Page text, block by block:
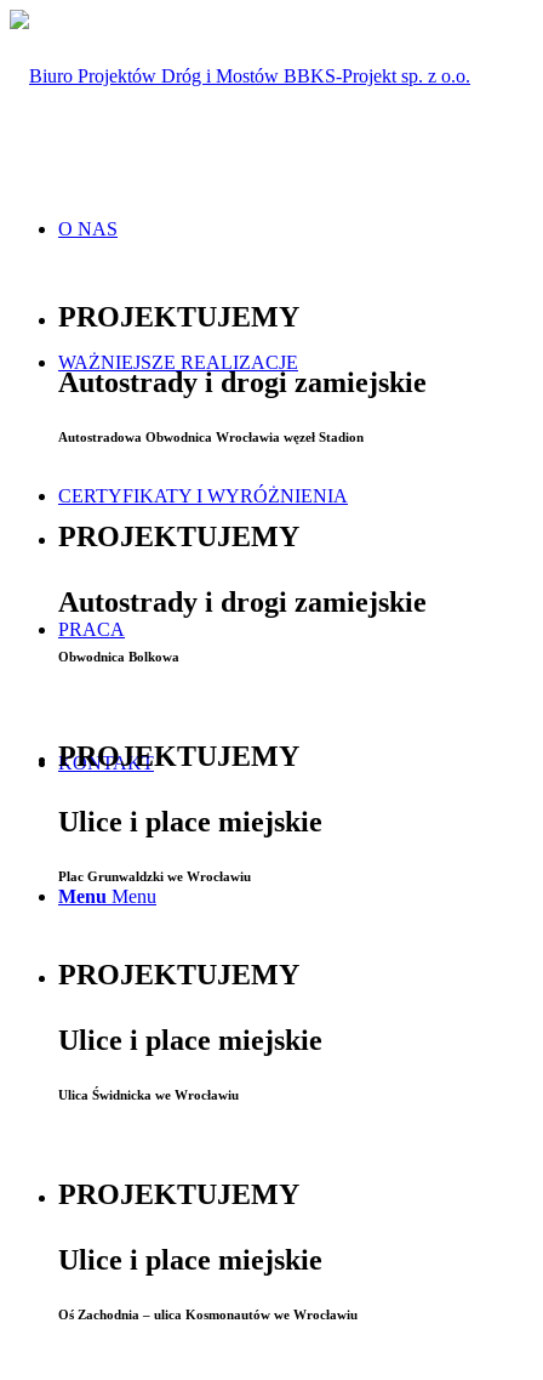
O NAS
WAŻNIEJSZE REALIZACJE
CERTYFIKATY I WYRÓŻNIENIA
PRACA
KONTAKT
Menu Menu
PROJEKTUJEMY
Autostrady i drogi zamiejskie
Autostradowa Obwodnica Wrocławia węzeł Stadion
PROJEKTUJEMY
Autostrady i drogi zamiejskie
Obwodnica Bolkowa
PROJEKTUJEMY
Ulice i place miejskie
Plac Grunwaldzki we Wrocławiu
PROJEKTUJEMY
Ulice i place miejskie
Ulica Świdnicka we Wrocławiu
PROJEKTUJEMY
Ulice i place miejskie
Oś Zachodnia – ulica Kosmonautów we Wrocławiu